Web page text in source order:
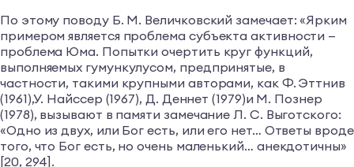
По этому поводу Б. М. Величковский замечает: «Ярким
примером является проблема субъекта активности —
проблема Юма. Попытки очертить круг функций,
выполняемых гумункулусом, предпринятые, в
частности, такими крупными авторами, как Ф. Эттнив
(1961),У. Найссер (1967), Д. Деннет (1979)и М. Познер
(1978), вызывают в памяти замечание Л. С. Выготского:
«Одно из двух, или Бог есть, или его нет… Ответы вроде
того, что Бог есть, но очень маленький… анекдотичны»
[20, 294].